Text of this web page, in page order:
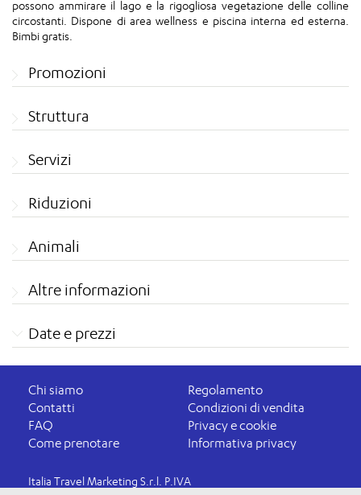
possono ammirare il lago e la rigogliosa vegetazione delle colline
circostanti. Dispone di area wellness e piscina interna ed esterna.
Bimbi gratis.
Promozioni
Struttura
Servizi
Riduzioni
Animali
Altre informazioni
Date e prezzi
Chi siamo
Contatti
FAQ
Come prenotare
Regolamento
Condizioni di vendita
Privacy e cookie
Informativa privacy
Italia Travel Marketing S.r.l. P.IVA